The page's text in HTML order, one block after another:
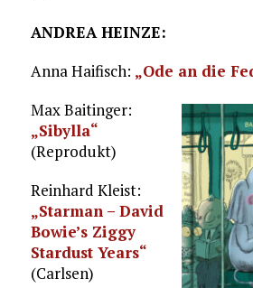
ANDREA HEINZE:
Anna Haifisch: „Ode an die
Max Baitinger:
„Sibylla“
(Reprodukt)
Reinhard Kleist:
„Starman – David
Bowie’s Ziggy
Stardust Years“
(Carlsen)